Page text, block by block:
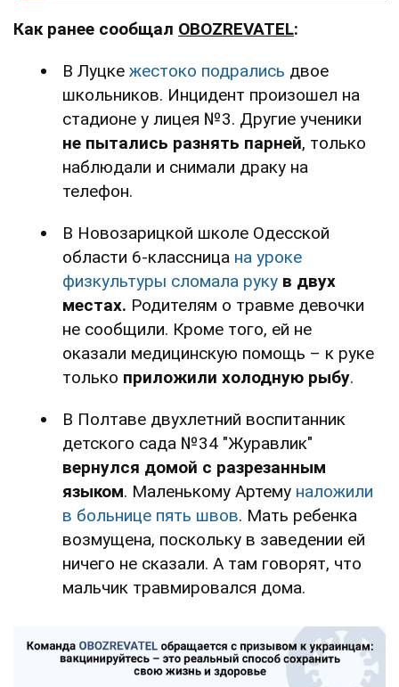
Как ранее сообщал OBOZREVATEL:
В Луцке жестоко подрались двое
школьников. Инцидент произошел на
стадионе у лицея №3. Другие ученики
не пытались разнять парней, только
наблюдали и снимали драку на
телефон.
В Новозарицкой школе Одесской
области 6-классница на уроке
физкультуры сломала руку в двух
местах. Родителям о травме девочки
не сообщили. Кроме того, ей не
оказали медицинскую помощь – к руке
только приложили холодную рыбу.
В Полтаве двухлетний воспитанник
детского сада №34 "Журавлик"
вернулся домой с разрезанным
языком. Маленькому Артему наложили
в больнице пять швов. Мать ребенка
возмущена, поскольку в заведении ей
ничего не сказали. А там говорят, что
мальчик травмировался дома.